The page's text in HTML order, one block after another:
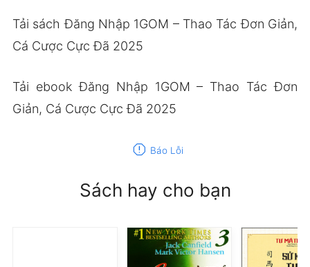
Tải sách Đăng Nhập 1GOM – Thao Tác Đơn Giản,
Cá Cược Cực Đã 2025
Tải ebook Đăng Nhập 1GOM – Thao Tác Đơn
Giản, Cá Cược Cực Đã 2025
report Báo Lỗi
Sách hay cho bạn